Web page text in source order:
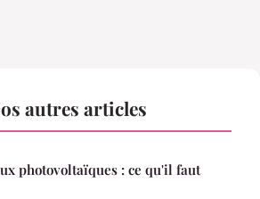
autres articles
photovoltaïques : ce qu'il faut